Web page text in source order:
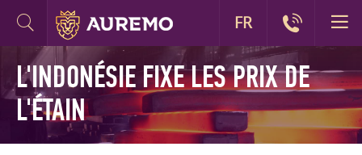
L'INDONÉSIE FIXE LES PRIX DE
L'ÉTAIN
FR